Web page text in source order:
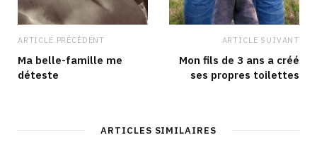
ARTICLE PRÉCÉDENT
Ma belle-famille me
déteste
ARTICLE SUIVANT
Mon fils de 3 ans a créé
ses propres toilettes
ARTICLES SIMILAIRES